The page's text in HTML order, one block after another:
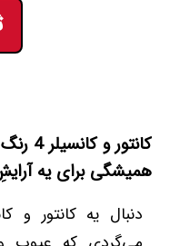
همیشگی برای یه
دنبال یه کانتور